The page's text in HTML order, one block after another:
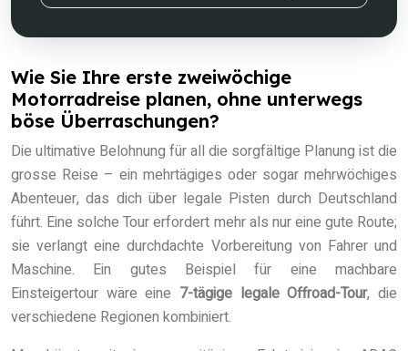
Wie Sie Ihre erste zweiwöchige
Motorradreise planen, ohne unterwegs
böse Überraschungen?
Die ultimative Belohnung für all die sorgfältige Planung ist die
grosse Reise – ein mehrtägiges oder sogar mehrwöchiges
Abenteuer, das dich über legale Pisten durch Deutschland
führt. Eine solche Tour erfordert mehr als nur eine gute Route;
sie verlangt eine durchdachte Vorbereitung von Fahrer und
Maschine. Ein gutes Beispiel für eine machbare
Einsteigertour wäre eine 7-tägige legale Offroad-Tour, die
verschiedene Regionen kombiniert.